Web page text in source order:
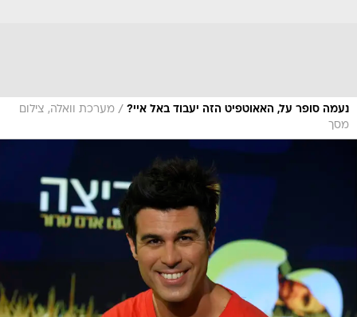
נעמה סופר על, האאוטפיט הזה יעבוד באל איי? / מערכת וואלה, צילום
מסך